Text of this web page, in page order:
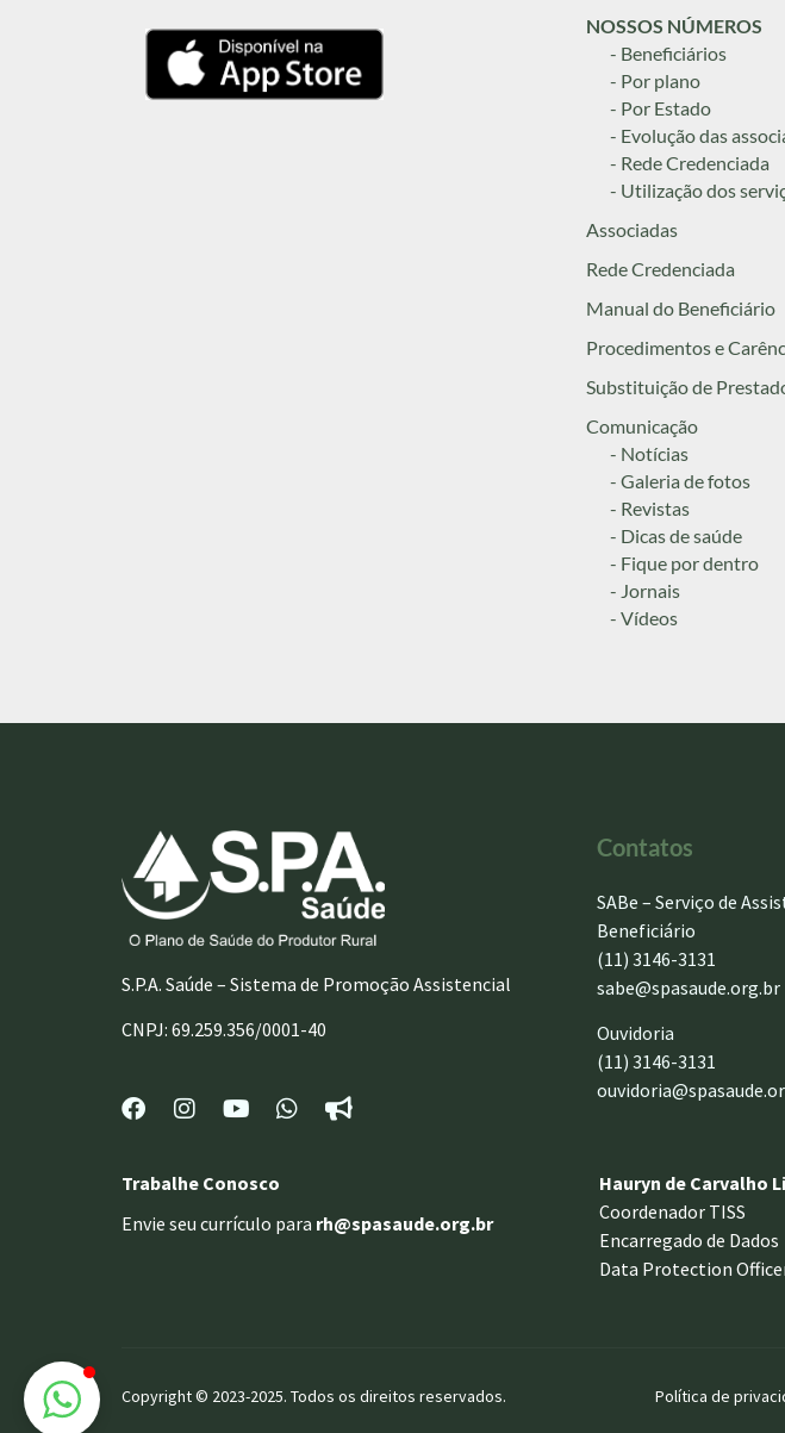
NOSSOS NÚMEROS
- Beneficiários
- Por plano
- Por Estado
- Evolução das
- Rede Credenciada
- Utilização dos
Associadas
Rede Credenciada
Manual do Beneficiário
Procedimentos e
Substituição de
Comunicação
- Notícias
- Galeria de fotos
- Revistas
- Dicas de saúde
- Fique por dentro
- Jornais
- Vídeos
S.P.A. Saúde – Sistema de Promoção Assistencial
CNPJ: 69.259.356/0001-40
Contatos
SABe – Serviço de
Beneficiário
(11) 3146-3131
sabe@spasaude.org.br
Ouvidoria
(11) 3146-3131
Trabalhe Conosco
Envie seu currículo para rh@spasaude.org.br
Hauryn de Carvalho
Coordenador
Encarregado de
Data Protection
Copyright © 2023-2025. Todos os direitos reservados. Política de